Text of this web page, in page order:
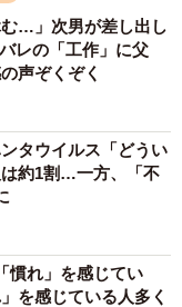
む…」次男が差し出し
レの「工作」に父
声ぞくぞく
タウイルス「どうい
約1割…一方、「不
慣れ」を感じてい
を感じている人多く